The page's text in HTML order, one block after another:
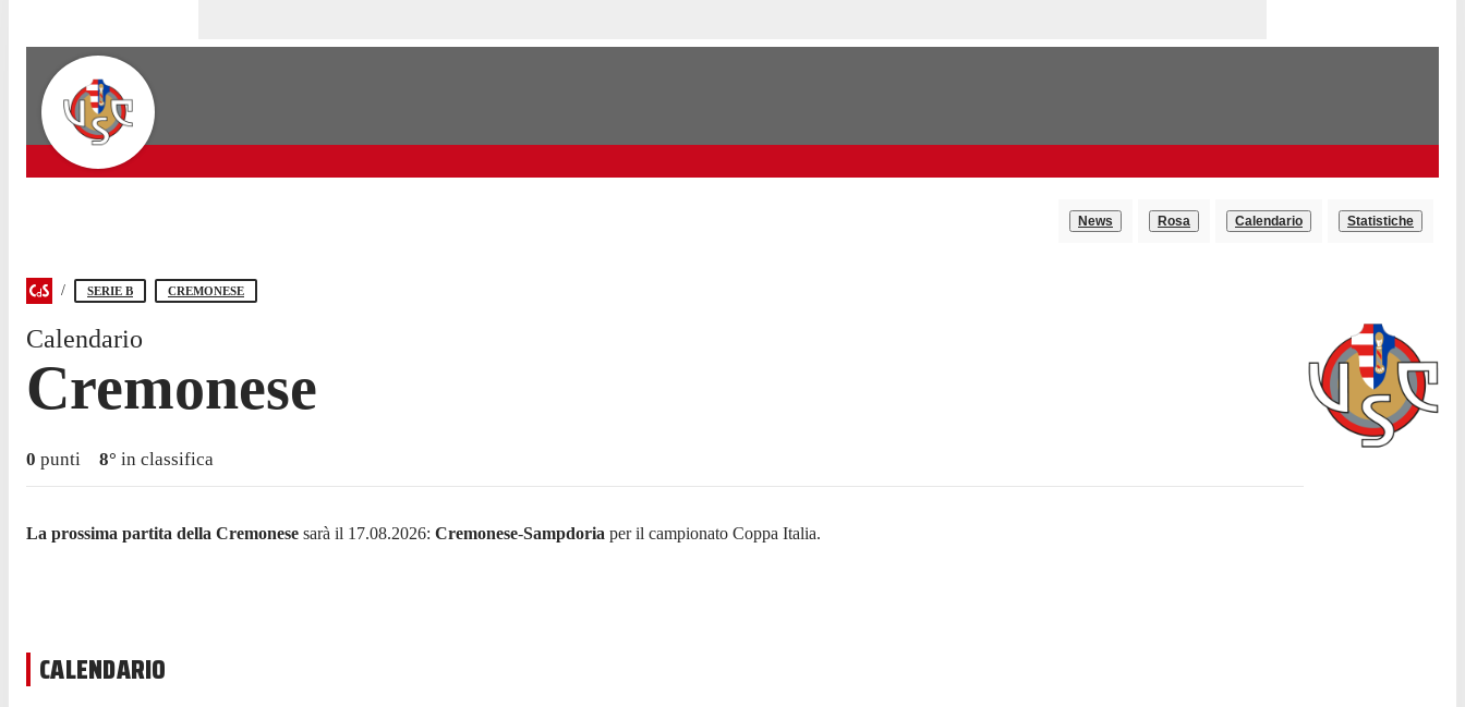
News Rosa Calendario Statistiche
SERIE B CREMONESE
Calendario
Cremonese
0 punti 8° in classifica
La prossima partita della Cremonese sarà il 17.08.2026: Cremonese-Sampdoria per il campionato Coppa Italia.
CALENDARIO